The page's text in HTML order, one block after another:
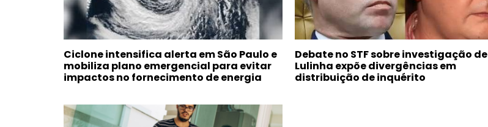
Ciclone intensifica alerta em São Paulo e
mobiliza plano emergencial para evitar
impactos no fornecimento de energia
Debate no STF sobre investigação de
Lulinha expõe divergências em
distribuição de inquérito